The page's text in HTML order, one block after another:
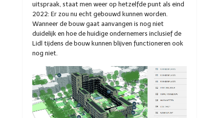
uitspraak, staat men weer op hetzelfde punt als eind
2022: Er zou nu echt gebouwd kunnen worden.
Wanneer de bouw gaat aanvangen is nog niet
duidelijk en hoe de huidige ondernemers inclusief de
Lidl tijdens de bouw kunnen blijven functioneren ook
nog niet.